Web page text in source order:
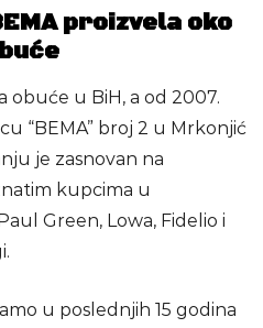
proizvela oko
obuće u BiH, a od 2007.
“BEMA” broj 2 u Mrkonjić
je zasnovan na
kupcima u
Green, Lowa, Fidelio i
u poslednjih 15 godina